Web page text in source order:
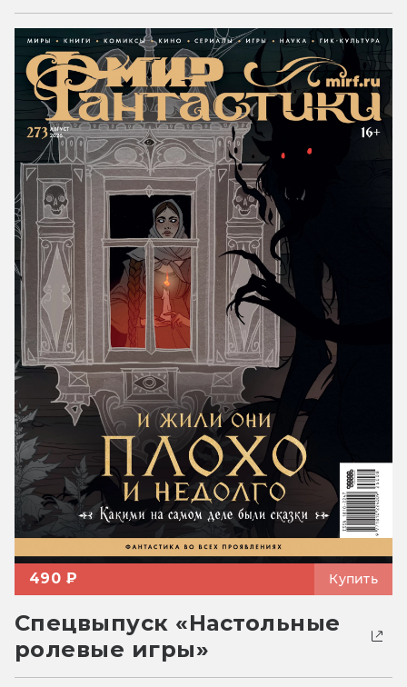
490 ₽ Купить
Спецвыпуск «Настольные
ролевые игры»